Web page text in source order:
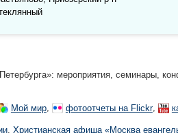
мероприятия, семинары,
Мой мир, фотоотчеты на Flickr,
, Христианская афиша «Москва